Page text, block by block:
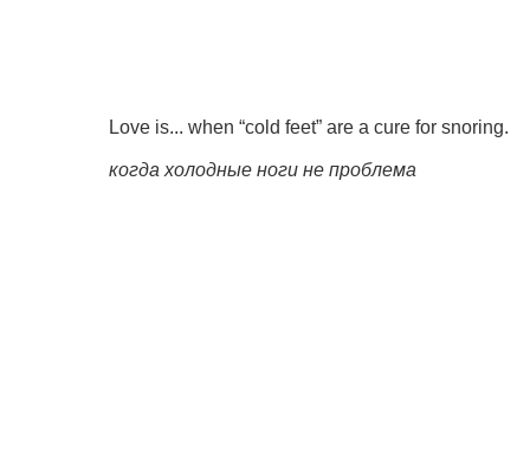
Love is... when “cold feet” are a cure for snoring.
когда холодные ноги не проблема